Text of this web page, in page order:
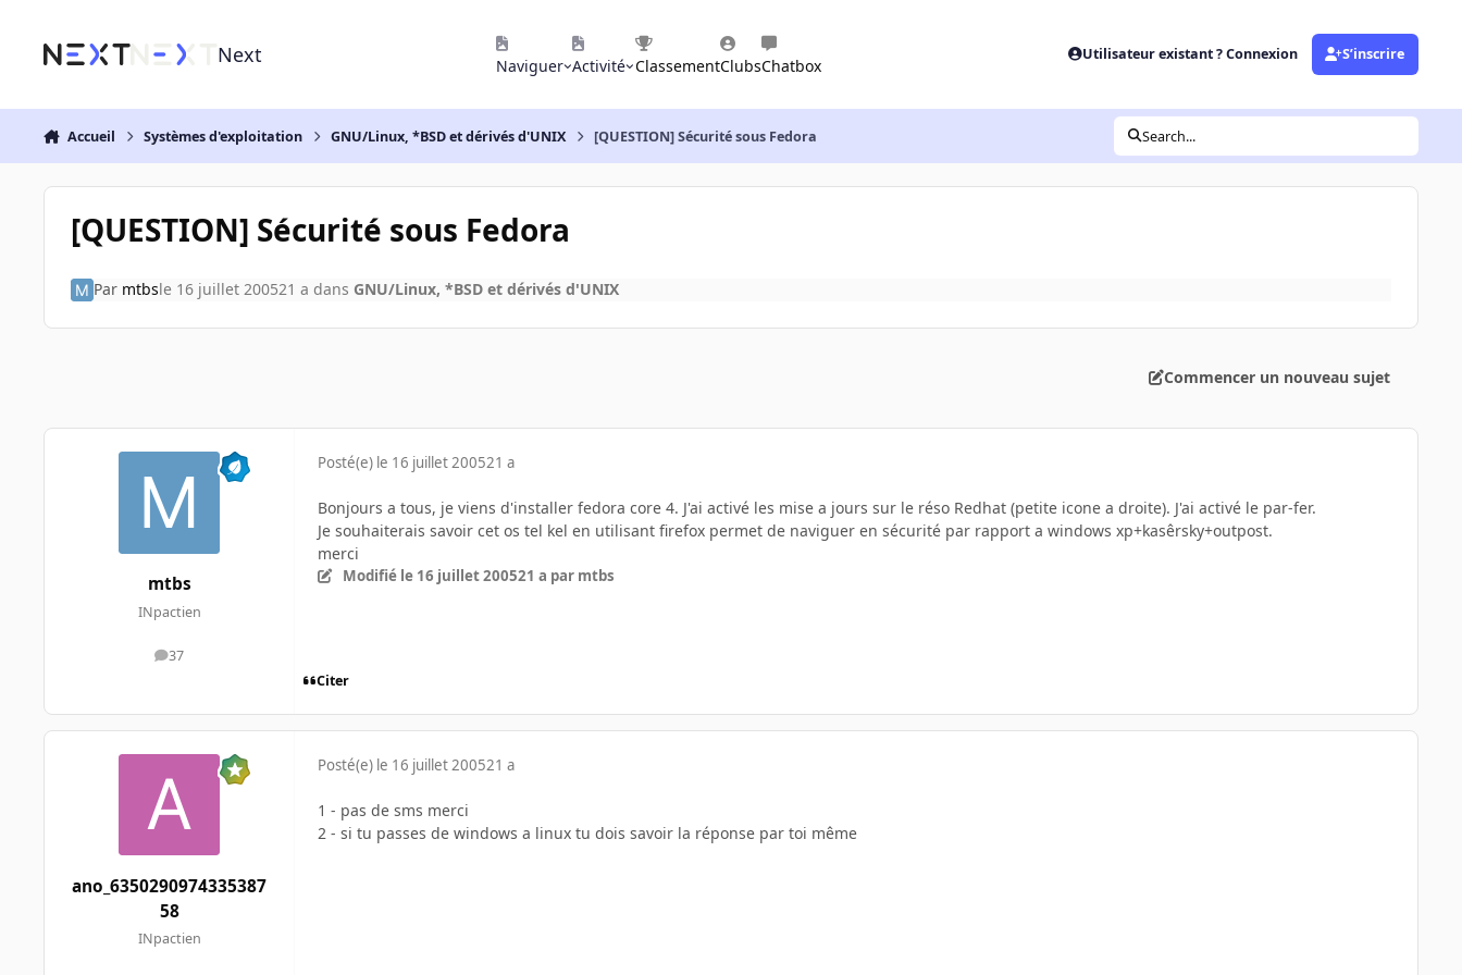
Next Naviguer Activité ClassementClubsChatbox
Utilisateur existant ? Connexion S’inscrire
Accueil Systèmes d'exploitation GNU/Linux, *BSD et dérivés d'UNIX [QUESTION] Sécurité sous Fedora Search...
[QUESTION] Sécurité sous Fedora
Par mtbsle 16 juillet 200521 a dans GNU/Linux, *BSD et dérivés d'UNIX
Commencer un nouveau sujet
mtbs
INpactien
37
messages
Posté(e) le 16 juillet 200521 a
Bonjours a tous, je viens d'installer fedora core 4. J'ai activé les mise a jours sur le réso Redhat (petite icone a droite). J'ai activé le par-fer.
Je souhaiterais savoir cet os tel kel en utilisant firefox permet de naviguer en sécurité par rapport a windows xp+kasêrsky+outpost.
merci
Modifié le 16 juillet 200521 a par mtbs
Citer
ano_6350290974335387
58
INpactien
Posté(e) le 16 juillet 200521 a
1 - pas de sms merci
2 - si tu passes de windows a linux tu dois savoir la réponse par toi même